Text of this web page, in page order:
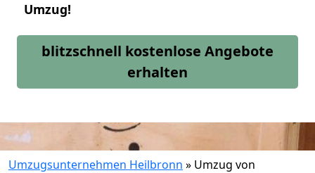
Umzug!
blitzschnell kostenlose Angebote
erhalten
Umzugsunternehmen Heilbronn » Umzug von